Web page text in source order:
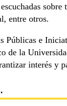
entre otros.
Públicas e
de la
interés y